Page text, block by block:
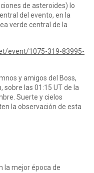
de asteroides) lo
del evento, en la
verde central de la
event/1075-319-83995-
y amigos del Boss,
sobre las 01:15 UT de la
Suerte y cielos
la observación de esta
la mejor época de